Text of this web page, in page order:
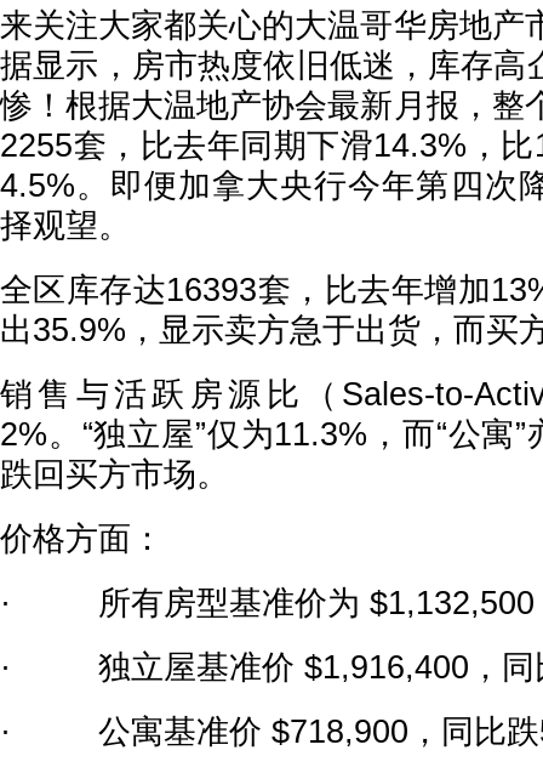
来关注大家都关心的大温哥华房地
据显示，房市热度依旧低迷，库存高
惨！根据大温地产协会最新月报，整
2255套，比去年同期下滑14.3%，
4.5%。即便加拿大央行今年第四次
择观望。
全区库存达16393套，比去年增加
出35.9%，显示卖方急于出货，而买
销售与活跃房源比（Sales-to-
2%。“独立屋”仅为11.3%，而“公寓
跌回买方市场。
价格方面：
· 所有房型基准价为 $1,132,500
· 独立屋基准价 $1,916,400，同
· 公寓基准价 $718,900，同比跌